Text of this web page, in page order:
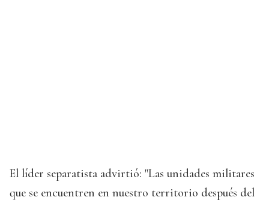
El líder separatista advirtió: "Las unidades militares
que se encuentren en nuestro territorio después del